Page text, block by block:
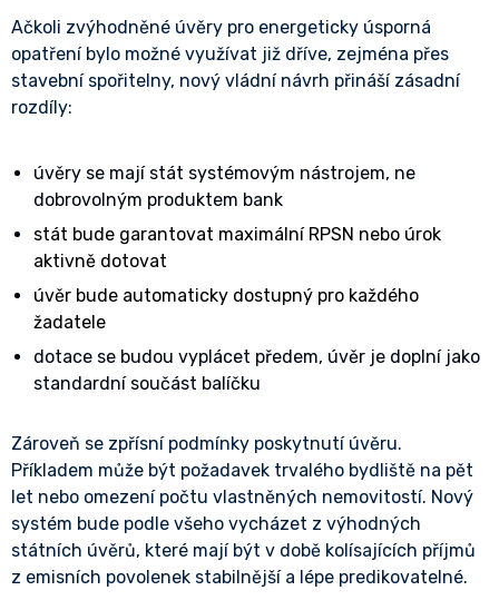
Ačkoli zvýhodněné úvěry pro energeticky úsporná
opatření bylo možné využívat již dříve, zejména přes
stavební spořitelny, nový vládní návrh přináší zásadní
rozdíly:
úvěry se mají stát systémovým nástrojem, ne
dobrovolným produktem bank
stát bude garantovat maximální RPSN nebo úrok
aktivně dotovat
úvěr bude automaticky dostupný pro každého
žadatele
dotace se budou vyplácet předem, úvěr je doplní jako
standardní součást balíčku
Zároveň se zpřísní podmínky poskytnutí úvěru.
Příkladem může být požadavek trvalého bydliště na pět
let nebo omezení počtu vlastněných nemovitostí. Nový
systém bude podle všeho vycházet z výhodných
státních úvěrů, které mají být v době kolísajících příjmů
z emisních povolenek stabilnější a lépe predikovatelné.